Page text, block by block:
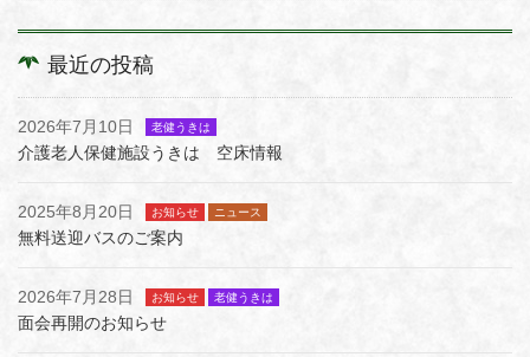
最近の投稿
2026年7月10日 老健うきは
介護老人保健施設うきは 空床情報
2025年8月20日 お知らせ ニュース
無料送迎バスのご案内
2026年7月28日 お知らせ 老健うきは
面会再開のお知らせ